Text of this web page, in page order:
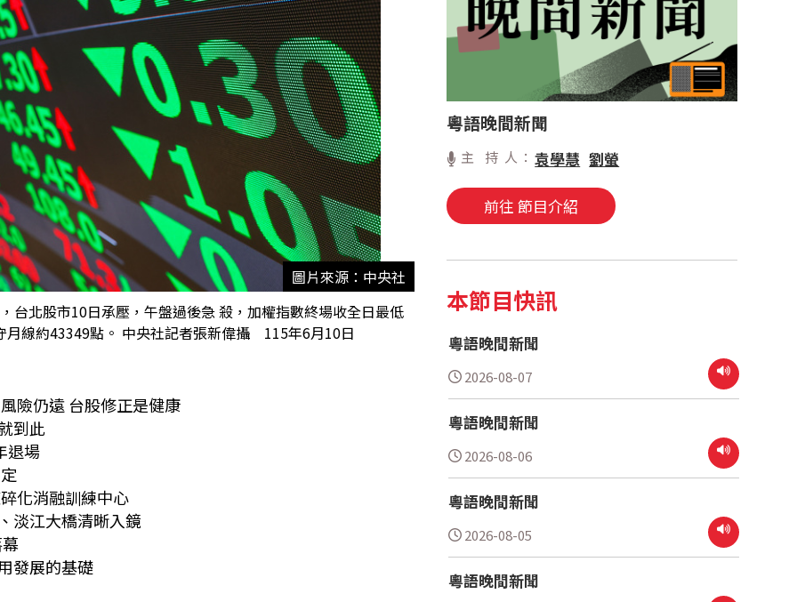
圖片來源：中央社
北股市10日承壓，午盤過後急 殺，加權指數終場收全日最低
月線約43349點。 中央社記者張新偉攝 115年6月10日
險仍遠 台股修正是健康
到此
退場
化消融訓練中心
淡江大橋清晰入鏡
發展的基礎
粵語晚間新聞
主 持 人：袁學慧 劉螢
前往 節目介紹
本節目快訊
粵語晚間新聞
2026-08-07
粵語晚間新聞
2026-08-06
粵語晚間新聞
2026-08-05
粵語晚間新聞